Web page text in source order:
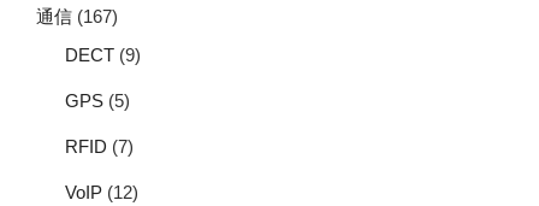
通信 (167)
DECT (9)
GPS (5)
RFID (7)
VoIP (12)